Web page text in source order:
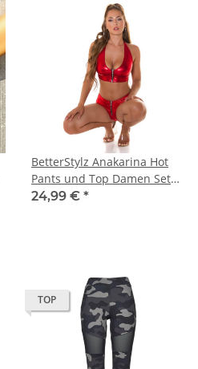
BetterStylz Anakarina Hot
Pants und Top Damen Set
Rot (L/XL)
24,99 € *
TOP